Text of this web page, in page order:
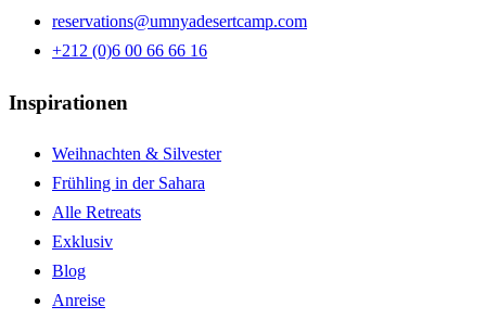
reservations@umnyadesertcamp.com
+212 (0)6 00 66 66 16
Inspirationen
Weihnachten & Silvester
Frühling in der Sahara
Alle Retreats
Exklusiv
Blog
Anreise